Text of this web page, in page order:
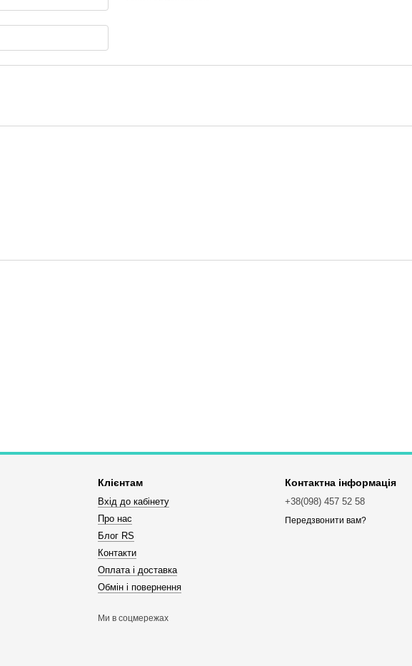
Клієнтам
Вхід до кабінету
Про нас
Блог RS
Контакти
Оплата і доставка
Обмін і повернення
Ми в соцмережах
Контактна інформація
+38(098) 457 52 58
Передзвонити вам?